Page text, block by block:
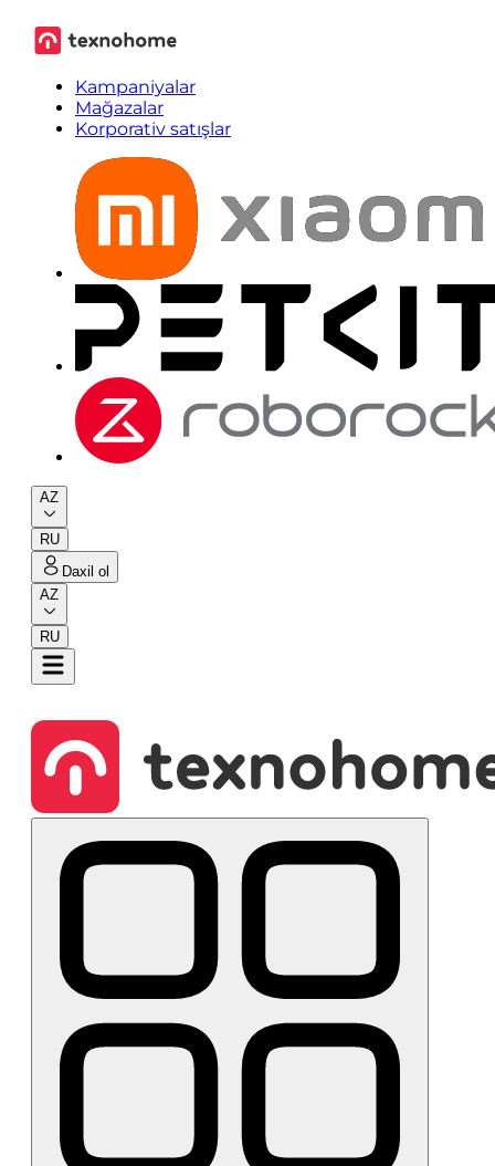
Kampaniyalar
Mağazalar
Korporativ satışlar
AZ
RU
Daxil ol
AZ
RU